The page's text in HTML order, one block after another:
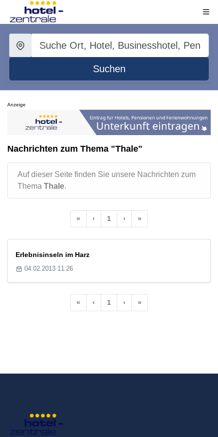
Suchen
Anzeige
Nachrichten zum Thema "Thale"
Auf dieser Seite finden Sie unsere Nachrichten zum
Thema Thale.
« ‹ 1 › »
Erlebnisinseln im Harz
04.02.2013 11:26
« ‹ 1 › »